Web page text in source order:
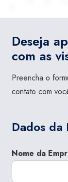
Deseja
com as
Preencha o
contato com
Dados da
Nome da